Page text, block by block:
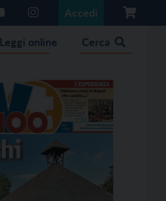
Accedi
Leggi online Cerca